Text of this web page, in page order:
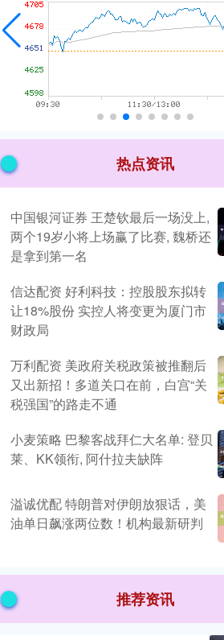
热点资讯
中国银河证券 王楚钦最后一场没上,
两个19岁小将上场赢了比赛, 魏桥还
是拿到第一名
信达配资 好利科技：控股股东拟转
让18%股份 实控人将变更为厦门市
财政局
万利配资 美政府关税政策被推翻后
又出新招！多道关口在前，白宫“关
税强国”的路走不通
小麦策略 巴黎客战拜仁大名单: 登贝
莱、KK领衔, 阿什拉夫缺阵
溢诚优配 特朗普对伊朗放狠话，美
油单日飙涨两位数！机构最新研判
推荐资讯